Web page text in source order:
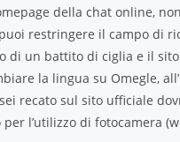
della chat online,
restringere il campo di
di un battito di ciglia e il sito
la lingua su Omegle,
recato sul sito ufficiale
l’utilizzo di fotocamera